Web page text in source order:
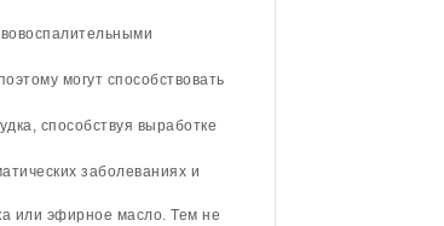
могут способствовать
способствуя выработке
заболеваниях и
или эфирное масло. Тем не